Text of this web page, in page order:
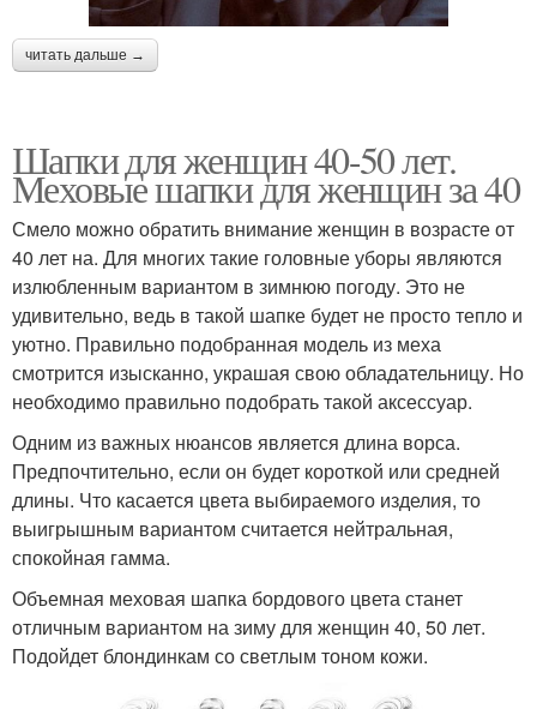
читать дальше →
Шапки для женщин 40-50 лет.
Меховые шапки для женщин за 40
Смело можно обратить внимание женщин в возрасте от
40 лет на. Для многих такие головные уборы являются
излюбленным вариантом в зимнюю погоду. Это не
удивительно, ведь в такой шапке будет не просто тепло и
уютно. Правильно подобранная модель из меха
смотрится изысканно, украшая свою обладательницу. Но
необходимо правильно подобрать такой аксессуар.
Одним из важных нюансов является длина ворса.
Предпочтительно, если он будет короткой или средней
длины. Что касается цвета выбираемого изделия, то
выигрышным вариантом считается нейтральная,
спокойная гамма.
Объемная меховая шапка бордового цвета станет
отличным вариантом на зиму для женщин 40, 50 лет.
Подойдет блондинкам со светлым тоном кожи.